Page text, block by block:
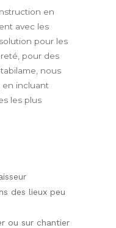
en
avec les
pour les
pour des
nous
en incluant
les plus
des lieux peu
ou sur chantier